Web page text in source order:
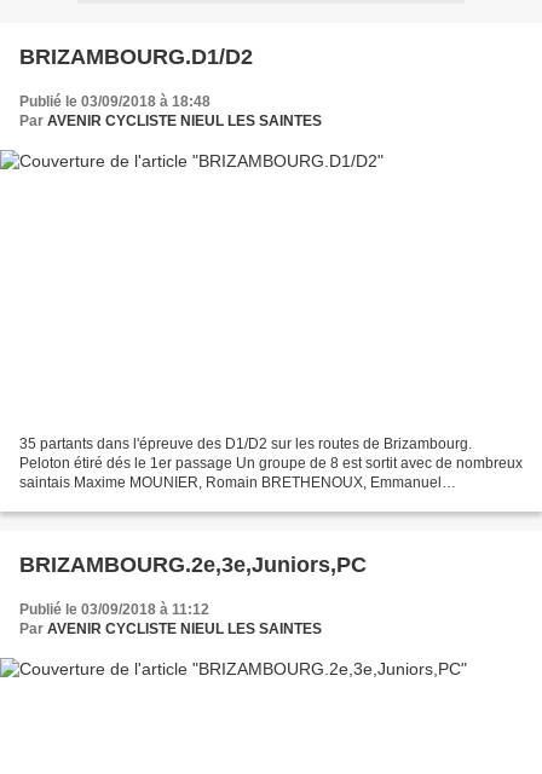
BRIZAMBOURG.D1/D2
Publié le 03/09/2018 à 18:48
Par AVENIR CYCLISTE NIEUL LES SAINTES
35 partants dans l'épreuve des D1/D2 sur les routes de Brizambourg.
Peloton étiré dés le 1er passage Un groupe de 8 est sortit avec de nombreux
saintais Maxime MOUNIER, Romain BRETHENOUX, Emmanuel
BRIZAMBOURG.2e,3e,Juniors,PC
Publié le 03/09/2018 à 11:12
Par AVENIR CYCLISTE NIEUL LES SAINTES